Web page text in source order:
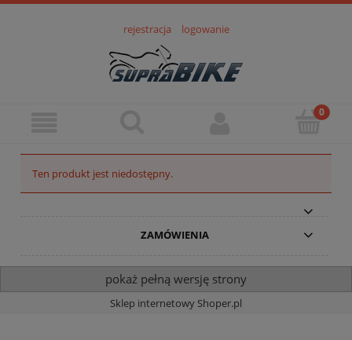
rejestracja logowanie
Ten produkt jest niedostępny.
ZAMÓWIENIA
pokaż pełną wersję strony
Sklep internetowy Shoper.pl